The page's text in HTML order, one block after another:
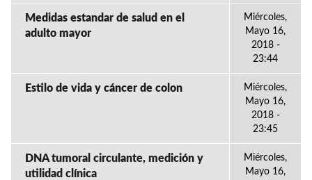
Medidas estandar de salud en el
adulto mayor
Miércoles,
Mayo 16,
2018 -
23:44
Estilo de vida y cáncer de colon
Miércoles,
Mayo 16,
2018 -
23:45
DNA tumoral circulante, medición y
utilidad clínica
Miércoles,
Mayo 16,